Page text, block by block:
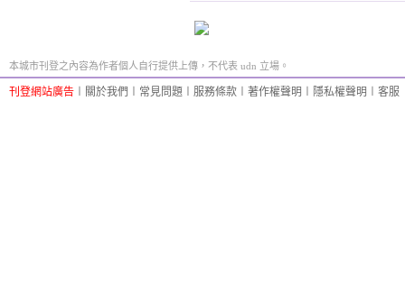
本城市刊登之內容為作者個人自行提供上傳，不代表 udn 立場。
刊登網站廣告 關於我們 常見問題 服務條款 著作權聲明 隱私權聲明 客服